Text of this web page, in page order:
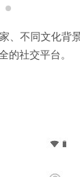
、不同文化背
的社交平台。